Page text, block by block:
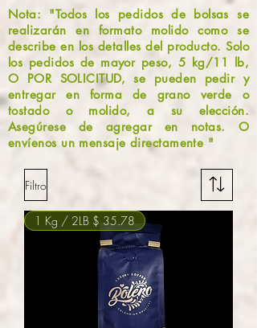
Nota: "Todos los pedidos de bolsas se
realizarán en formato molido como se
describe en los detalles del producto. Solo
los pedidos de mayor peso, 5 kg/11 lb,
O POR SOLICITUD, se pueden pedir y
entregar en forma de grano verde o
tostado o molido, a su elección.
Asegúrese de agregar en notas. O
envíenos un mensaje directamente "
Filtro
1 Kg / 2LB $ 35.78